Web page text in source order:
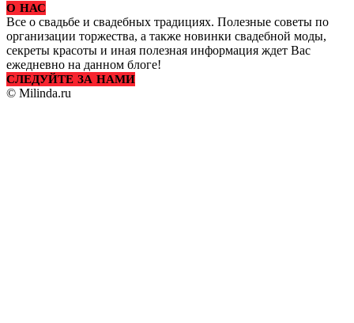
О НАС
Все о свадьбе и свадебных традициях. Полезные советы по
организации торжества, а также новинки свадебной моды,
секреты красоты и иная полезная информация ждет Вас
ежедневно на данном блоге!
СЛЕДУЙТЕ ЗА НАМИ
© Milinda.ru